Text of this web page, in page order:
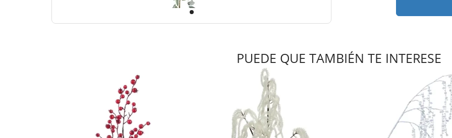
PUEDE QUE TAMBIÉN TE INTERESE